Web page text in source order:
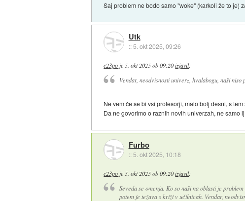
Saj problem ne bodo samo "woke" (karkoli že to je)
Utk
::5. okt 2025, 09:26
c23po je 5. okt 2025 ob 09:20 izjavil:
Vendar, neodvisnosti univerz, hvalabogu, naši niso
Ne vem če se bi vsi profesorji, malo bolj desni, s
Da ne govorimo o raznih novih univerzah, ne samo
Furbo
:: 5. okt 2025, 10:18
c23po je 5. okt 2025 ob 09:20 izjavil:
Seveda se omenja. Ko so naši na oblasti je
potem je težava s križi v učilnicah. Vendar,